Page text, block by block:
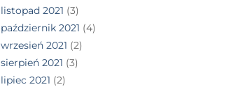
listopad 2021 (3)
październik 2021 (4)
wrzesień 2021 (2)
sierpień 2021 (3)
lipiec 2021 (2)